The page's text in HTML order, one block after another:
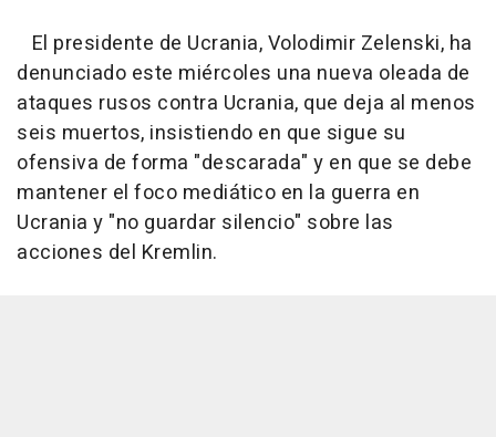
El presidente de Ucrania, Volodimir Zelenski, ha
denunciado este miércoles una nueva oleada de
ataques rusos contra Ucrania, que deja al menos
seis muertos, insistiendo en que sigue su
ofensiva de forma "descarada" y en que se debe
mantener el foco mediático en la guerra en
Ucrania y "no guardar silencio" sobre las
acciones del Kremlin.